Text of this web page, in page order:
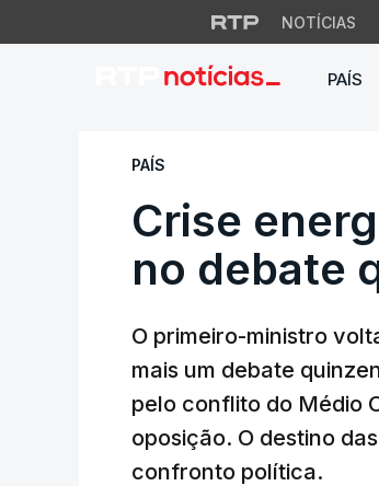
NOTÍCIAS
PAÍS
Crise
PAÍS
Crise
no debate
O primeiro-ministro
mais um debate
pelo conflito do Médio
oposição. O destino
confronto política.